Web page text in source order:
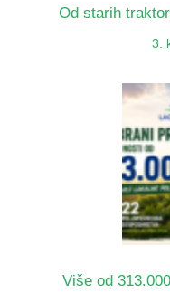
Od starih
3.
Više od